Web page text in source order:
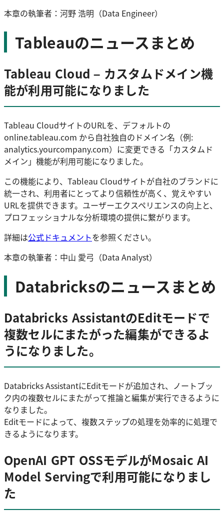
本章の執筆者：河野 浩明（Data Engineer）
Tableauのニュースまとめ
Tableau Cloud – カスタムドメイン機
能が利用可能になりました
Tableau CloudサイトのURLを、デフォルトの
online.tableau.com から自社独自のドメイン名（例:
analytics.yourcompany.com）に変更できる「カスタムド
メイン」機能が利用可能になりました。
この機能により、Tableau Cloudサイトが自社のブランドに
統一され、利用者にとってより信頼性が高く、覚えやすい
URLを提供できます。ユーザーエクスペリエンスの向上と、
プロフェッショナルな分析環境の提供に繋がります。
詳細は公式ドキュメントを参照ください。
本章の執筆者：中山 愛弓（Data Analyst）
Databricksのニュースまとめ
Databricks AssistantのEditモードで
複数セルにまたがった編集ができるよ
うになりました。
Databricks AssistantにEditモードが追加され、ノートブッ
ク内の複数セルにまたがって推論と編集が実行できるように
なりました。
Editモードによって、複数ステップの処理を効率的に処理で
きるようになります。
OpenAI GPT OSSモデルがMosaic AI
Model Servingで利用可能になりまし
た